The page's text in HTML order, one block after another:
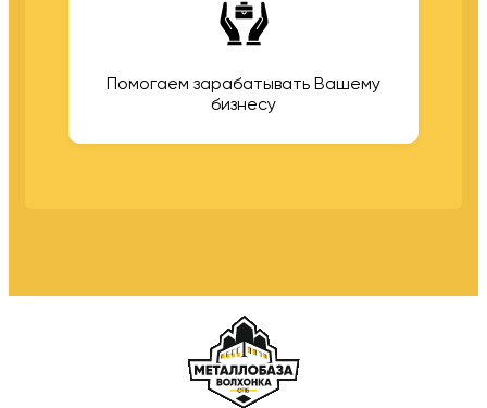
Помогаем зарабатывать Вашему
бизнесу